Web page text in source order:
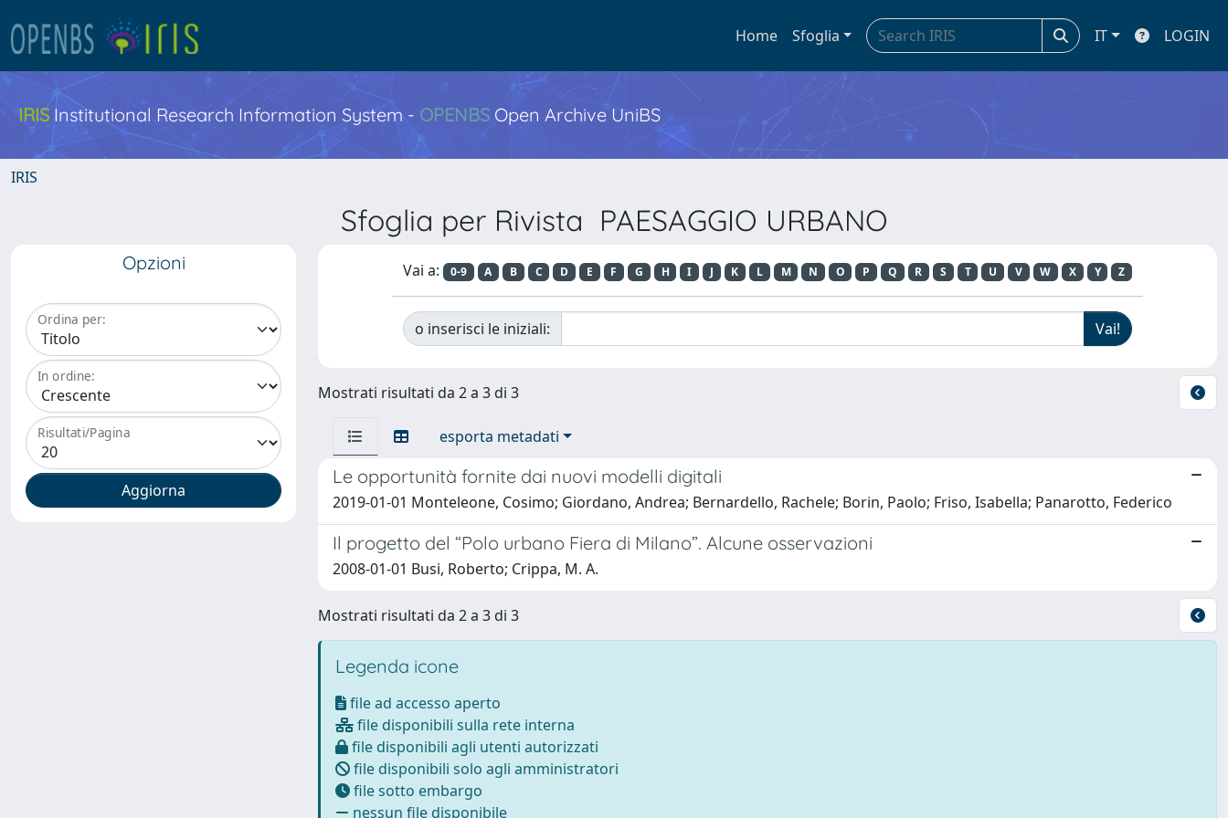
Home Sfoglia IT LOGIN
IRIS Institutional Research Information System - OPENBS Open Archive UniBS
IRIS
Sfoglia per Rivista PAESAGGIO URBANO
Opzioni
Ordina per:
In ordine:
Risultati/Pagina
Vai a: 0-9 A B C D E F G H I J K L M N O P Q R S T U V W X Y Z
o inserisci le iniziali:
Mostrati risultati da 2 a 3 di 3
esporta metadati
Le opportunità fornite dai nuovi modelli digitali
2019-01-01 Monteleone, Cosimo; Giordano, Andrea; Bernardello, Rachele; Borin, Paolo; Friso, Isabella; Panarotto, Federico
Il progetto del “Polo urbano Fiera di Milano”. Alcune osservazioni
2008-01-01 Busi, Roberto; Crippa, M. A.
Mostrati risultati da 2 a 3 di 3
Legenda icone
file ad accesso aperto
file disponibili sulla rete interna
file disponibili agli utenti autorizzati
file disponibili solo agli amministratori
file sotto embargo
nessun file disponibile